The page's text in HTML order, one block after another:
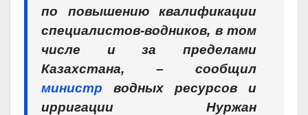
по повышению квалификации
специалистов-водников, в том
числе и за пределами
Казахстана, – сообщил
министр водных ресурсов и
ирригации Нуржан